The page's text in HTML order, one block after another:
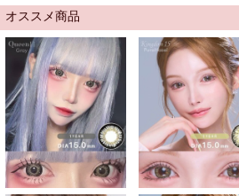
オススメ商品